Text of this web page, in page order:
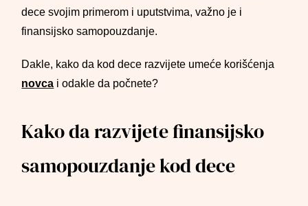
dece svojim primerom i uputstvima, važno je i
finansijsko samopouzdanje.
Dakle, kako da kod dece razvijete umeće korišćenja
novca i odakle da počnete?
Kako da razvijete finansijsko
samopouzdanje kod dece